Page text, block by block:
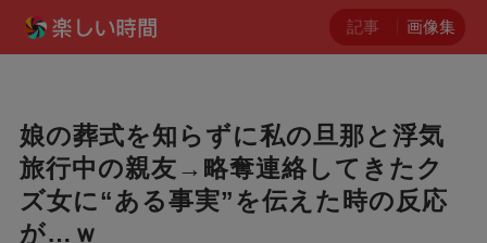
記事 画像集
娘の葬式を知らずに私の旦那と浮気
旅行中の親友→略奪連絡してきたク
ズ女に“ある事実”を伝えた時の反応
が…ｗ